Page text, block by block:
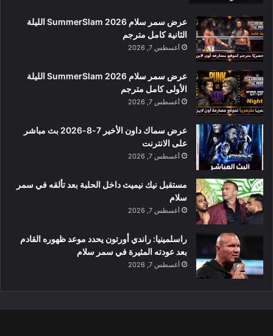
عرض سمر سلام SummerSlam 2026 الليلة
الثانية كامل مترجم
أغسطس 7, 2026
عرض سمر سلام SummerSlam 2026 الليلة
الأولى كامل مترجم
أغسطس 7, 2026
عرض سماك داون الأخير 7-8-2026 بث مباشر
على الانترنت
أغسطس 7, 2026
مستقبل نيك نيميث داخل الحلبة بعد تألقه في سمر
سلام
أغسطس 7, 2026
راسلمينيا: راندي أورتون يحدد موعد ظهوره القادم
بعد عودته المثيرة في سمر سلام
أغسطس 7, 2026